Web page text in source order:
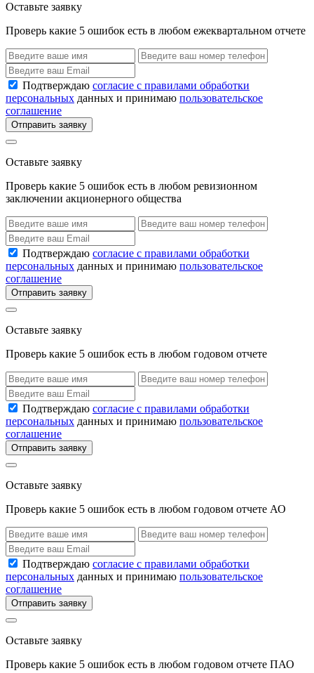
Оставьте заявку
Проверь какие 5 ошибок есть в любом ежеквартальном отчете
Подтверждаю согласие с правилами обработки
персональных данных и принимаю пользовательское
соглашение
Отправить заявку
Оставьте заявку
Проверь какие 5 ошибок есть в любом ревизионном
заключении акционерного общества
Подтверждаю согласие с правилами обработки
персональных данных и принимаю пользовательское
соглашение
Отправить заявку
Оставьте заявку
Проверь какие 5 ошибок есть в любом годовом отчете
Подтверждаю согласие с правилами обработки
персональных данных и принимаю пользовательское
соглашение
Отправить заявку
Оставьте заявку
Проверь какие 5 ошибок есть в любом годовом отчете АО
Подтверждаю согласие с правилами обработки
персональных данных и принимаю пользовательское
соглашение
Отправить заявку
Оставьте заявку
Проверь какие 5 ошибок есть в любом годовом отчете ПАО